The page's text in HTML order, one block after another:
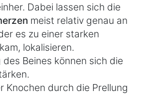
Dabei lassen sich die
meist relativ genau an
es zu einer starken
lokalisieren.
Beines können sich die
Knochen durch die Prellung